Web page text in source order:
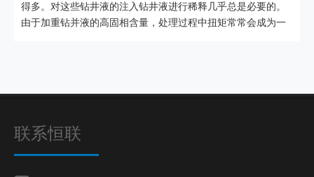
得多。对这些钻井液的注入钻井液进行稀释几乎总是必要的。
由于加重钻并液的高固相含量，处理过程中扭矩常常会成为一
联系恒联